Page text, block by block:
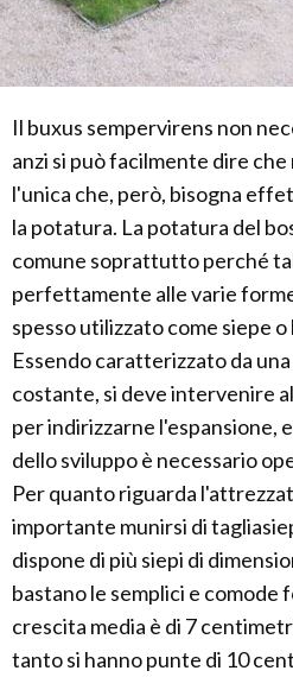
Il buxus sempervirens non
anzi si può facilmente dire
l'unica che, però, bisogna
la potatura. La potatura del
comune soprattutto perché
perfettamente alle varie
spesso utilizzato come siepe
Essendo caratterizzato da
costante, si deve intervenire
per indirizzarne l'espansione,
dello sviluppo è necessario
Per quanto riguarda
importante munirsi di
dispone di più siepi di
bastano le semplici e comode
crescita media è di 7
tanto si hanno punte di 10